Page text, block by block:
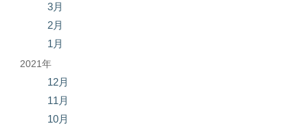
3月
2月
1月
2021年
12月
11月
10月